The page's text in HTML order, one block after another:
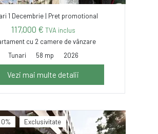
1 Decembrie | Pret promotional
117,000 € TVA inclus
cu 2 camere de vânzare
Tunari
58 mp 2026
Vezi mai multe detalii
Exclusivitate